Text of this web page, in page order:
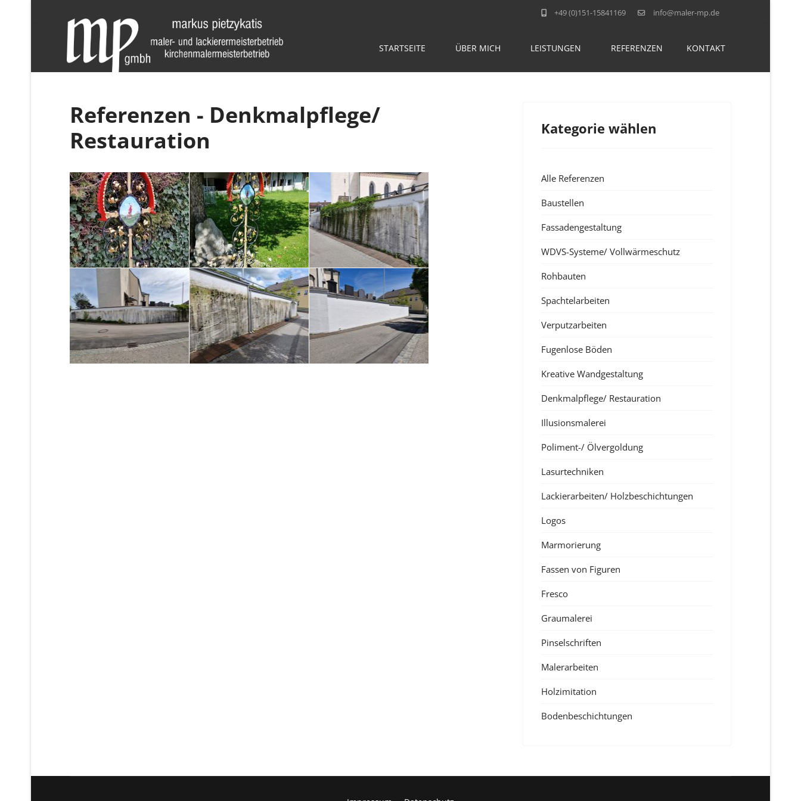
+49 (0)151-15841169 info@maler-mp.de
STARTSEITE ÜBER MICH LEISTUNGEN REFERENZEN KONTAKT
Referenzen - Denkmalpflege/
Restauration
Kategorie wählen
Alle Referenzen
Baustellen
Fassadengestaltung
WDVS-Systeme/ Vollwärmeschutz
Rohbauten
Spachtelarbeiten
Verputzarbeiten
Fugenlose Böden
Kreative Wandgestaltung
Denkmalpflege/ Restauration
Illusionsmalerei
Poliment-/ Ölvergoldung
Lasurtechniken
Lackierarbeiten/ Holzbeschichtungen
Logos
Marmorierung
Fassen von Figuren
Fresco
Graumalerei
Pinselschriften
Malerarbeiten
Holzimitation
Bodenbeschichtungen